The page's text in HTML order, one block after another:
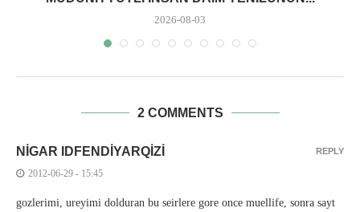
2026-08-03
2 COMMENTS
NIGAR IDFENDIYARQIZI
2012-06-29 - 15:45
gozlerimi, ureyimi dolduran bu seirlere gore once muellife, sonra sayt
REPLY